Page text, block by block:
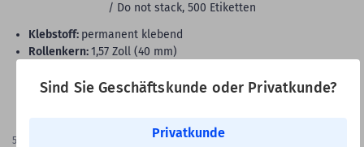
Sind Sie Geschäftskunde oder Privatkunde?
Privatkunde
/ Do not stack, 500 Etiketten
Klebstoff: permanent klebend
Rollenkern:1,57 Zoll (40 mm)
500 je 1.000 Etiketten)